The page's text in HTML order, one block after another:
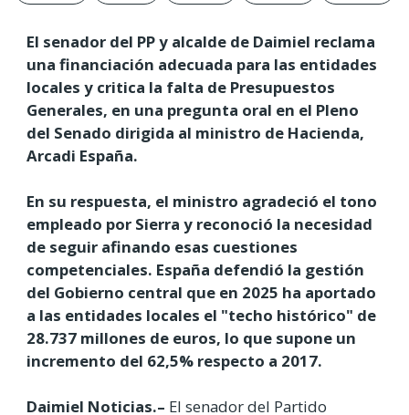
El senador del PP y alcalde de Daimiel reclama
una financiación adecuada para las entidades
locales y critica la falta de Presupuestos
Generales, en una pregunta oral en el Pleno
del Senado dirigida al ministro de Hacienda,
Arcadi España.
En su respuesta, el ministro agradeció el tono
empleado por Sierra y reconoció la necesidad
de seguir afinando esas cuestiones
competenciales. España defendió la gestión
del Gobierno central que en 2025 ha aportado
a las entidades locales el "techo histórico" de
28.737 millones de euros, lo que supone un
incremento del 62,5% respecto a 2017.
Daimiel Noticias.– El senador del Partido